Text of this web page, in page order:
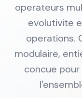
operateurs
evolutivite
operations.
modulaire,
concue